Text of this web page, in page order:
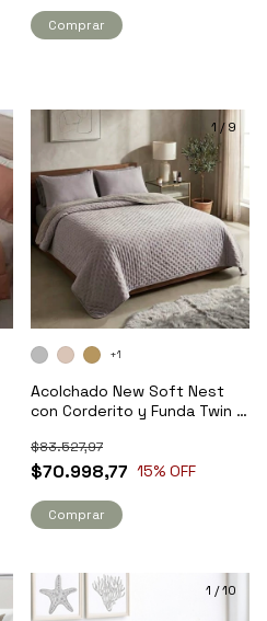
Comprar
1 /9
Acolchado New Soft Nest
con Corderito y Funda Twin -
$70.998,77
$83.527,97
15% OFF
+1
Comprar
1 /10